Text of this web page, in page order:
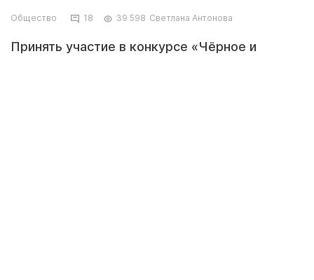
Общество 18 39 598 Светлана Антонова
Принять участие в конкурсе «Чёрное и